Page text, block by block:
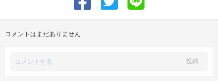
コメントはまだありません
投稿